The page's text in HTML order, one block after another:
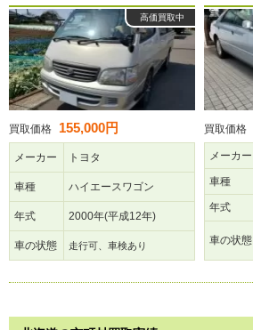
高価買取中
買取価格 155,000円
メーカー トヨタ
車種 ハイエースワゴン
年式 2000年(平成12年)
車の状態 走行可、車検あり
買取価格
メーカー
車種
年式
車の状態